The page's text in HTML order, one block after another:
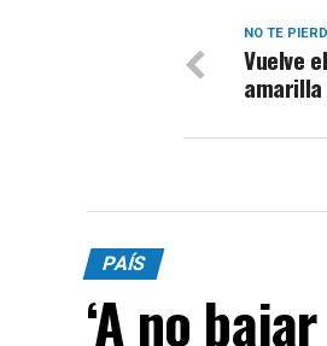
NO TE
Vuelve
PAÍS
‘A no